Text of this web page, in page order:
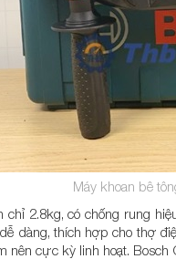
Máy khoan bê
chỉ 2.8kg, có chống rung
dàng, thích hợp cho thợ
nên cực kỳ linh hoạt.